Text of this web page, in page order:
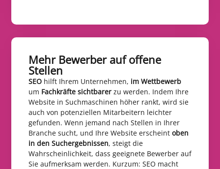
Mehr Bewerber auf offene
Stellen​
SEO hilft Ihrem Unternehmen, im Wettbewerb
um Fachkräfte sichtbarer zu werden. Indem Ihre
Website in Suchmaschinen höher rankt, wird sie
auch von potenziellen Mitarbeitern leichter
gefunden. Wenn jemand nach Stellen in Ihrer
Branche sucht, und Ihre Website erscheint oben
in den Suchergebnissen, steigt die
Wahrscheinlichkeit, dass geeignete Bewerber auf
Sie aufmerksam werden. Kurzum: SEO macht